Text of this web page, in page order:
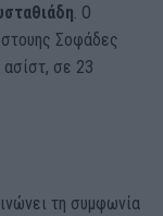
. Ο
Σοφάδες
ασίστ, σε 23
τη συμφωνία